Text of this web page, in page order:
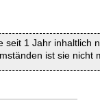
seit 1 Jahr inhaltlich
ist sie nicht